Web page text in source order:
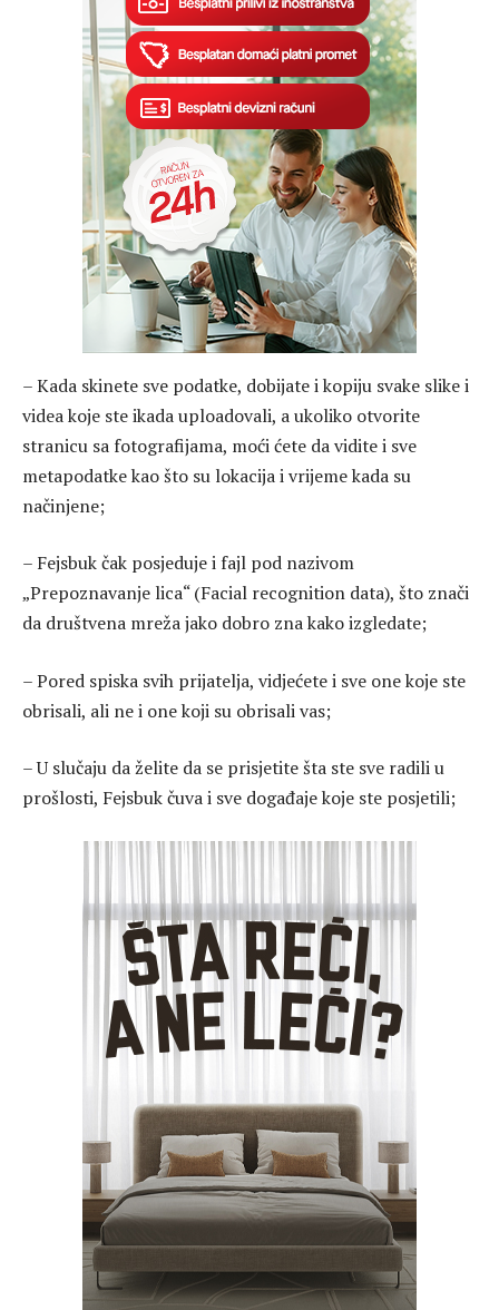
– Kada skinete sve podatke, dobijate i kopiju svake slike i
videa koje ste ikada uploadovali, a ukoliko otvorite
stranicu sa fotografijama, moći ćete da vidite i sve
metapodatke kao što su lokacija i vrijeme kada su
načinjene;
– Fejsbuk čak posjeduje i fajl pod nazivom
„Prepoznavanje lica“ (Facial recognition data), što znači
da društvena mreža jako dobro zna kako izgledate;
– Pored spiska svih prijatelja, vidjećete i sve one koje ste
obrisali, ali ne i one koji su obrisali vas;
– U slučaju da želite da se prisjetite šta ste sve radili u
prošlosti, Fejsbuk čuva i sve događaje koje ste posjetili;